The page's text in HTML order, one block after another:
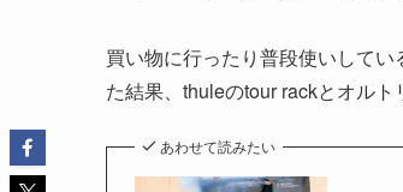
買い物に行ったり普段使いして
た結果、thuleのtour rackとオルト
あわせて読みたい